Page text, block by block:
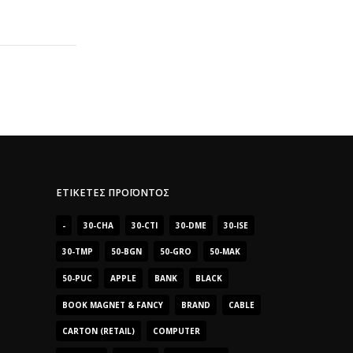
ΕΤΙΚΈΤΕΣ ΠΡΟΪΌΝΤΟΣ
- 30-CHA 30-CTI 30-DME 30-ISE
30-TMP 50-BGN 50-GRO 50-MAK
50-PUC APPLE BANK BLACK
BOOK MAGNET & FANCY BRAND CABLE
CARTON (RETAIL) COMPUTER